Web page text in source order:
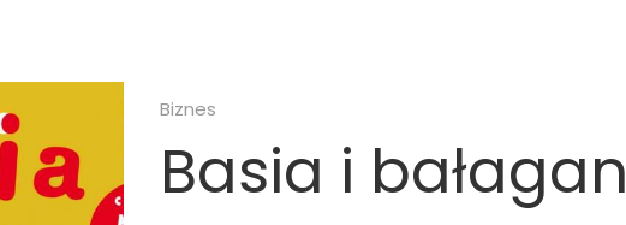
Biznes
Basia i bałagan